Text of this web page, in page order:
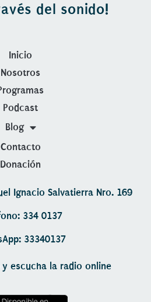
del sonido!
Inicio
Nosotros
Podcast
Blog
Contacto
Donación
Ignacio Salvatierra Nro. 169
334 0137
33340137
y escucha la radio online